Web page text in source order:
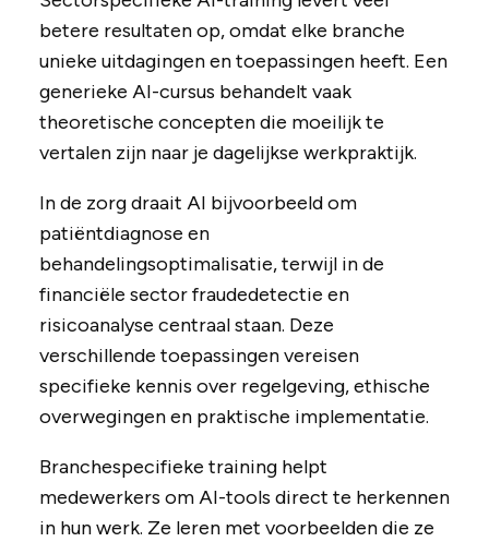
betere resultaten op, omdat elke branche
unieke uitdagingen en toepassingen heeft. Een
generieke AI-cursus behandelt vaak
theoretische concepten die moeilijk te
vertalen zijn naar je dagelijkse werkpraktijk.
In de zorg draait AI bijvoorbeeld om
patiëntdiagnose en
behandelingsoptimalisatie, terwijl in de
financiële sector fraudedetectie en
risicoanalyse centraal staan. Deze
verschillende toepassingen vereisen
specifieke kennis over regelgeving, ethische
overwegingen en praktische implementatie.
Branchespecifieke training helpt
medewerkers om AI-tools direct te herkennen
in hun werk. Ze leren met voorbeelden die ze